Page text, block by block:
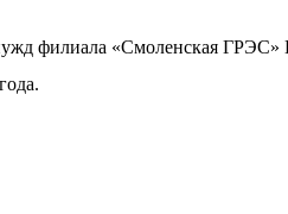
нужд филиала «Смоленская